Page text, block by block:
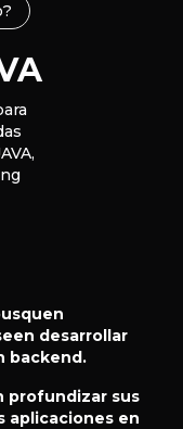
desarrollar
backend.
profundizar sus
aplicaciones en